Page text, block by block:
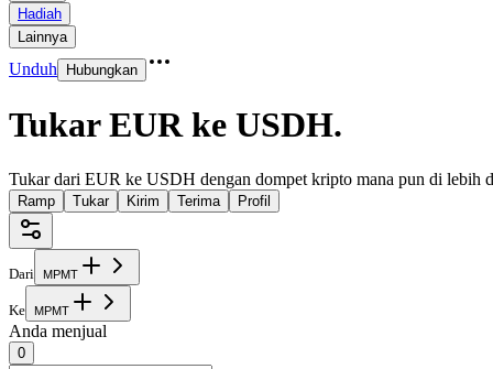
Hadiah
Lainnya
Unduh Hubungkan
Tukar EUR ke USDH.
Tukar dari EUR ke USDH dengan dompet kripto mana pun di lebih
Ramp Tukar Kirim Terima Profil
Dari MPMT
Ke MPMT
Anda menjual
0